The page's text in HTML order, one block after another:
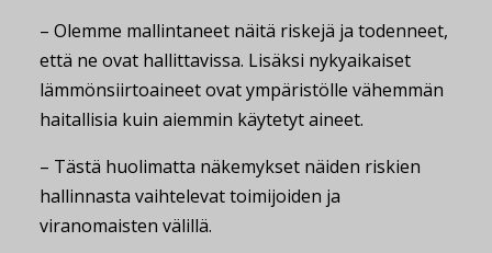
– Olemme mallintaneet näitä riskejä ja todenneet,
että ne ovat hallittavissa. Lisäksi nykyaikaiset
lämmönsiirtoaineet ovat ympäristölle vähemmän
haitallisia kuin aiemmin käytetyt aineet.
– Tästä huolimatta näkemykset näiden riskien
hallinnasta vaihtelevat toimijoiden ja
viranomaisten välillä.